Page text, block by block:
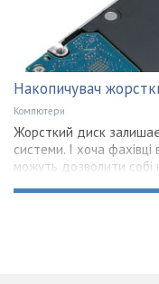
Накопичувач
Компютери
Жорсткий диск
системи. І хоча
можуть дозволити собі